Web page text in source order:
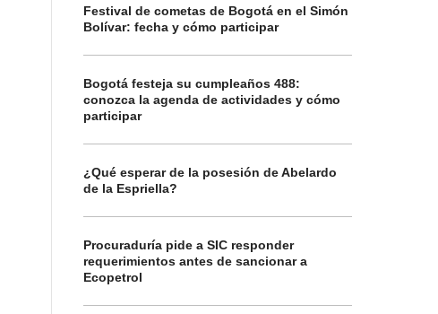
Festival de cometas de Bogotá en el Simón
Bolívar: fecha y cómo participar
Bogotá festeja su cumpleaños 488:
conozca la agenda de actividades y cómo
participar
¿Qué esperar de la posesión de Abelardo
de la Espriella?
Procuraduría pide a SIC responder
requerimientos antes de sancionar a
Ecopetrol